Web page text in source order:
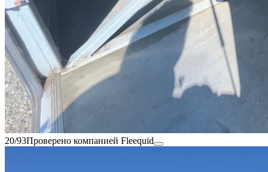
20/93Проверено компанией Fleequid